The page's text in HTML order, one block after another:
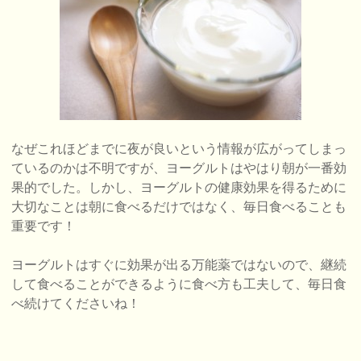
なぜこれほどまでに夜が良いという情報が広がってしまっ
ているのかは不明ですが、ヨーグルトはやはり朝が一番効
果的でした。しかし、ヨーグルトの健康効果を得るために
大切なことは朝に食べるだけではなく、毎日食べることも
重要です！
ヨーグルトはすぐに効果が出る万能薬ではないので、継続
して食べることができるように食べ方も工夫して、毎日食
べ続けてくださいね！